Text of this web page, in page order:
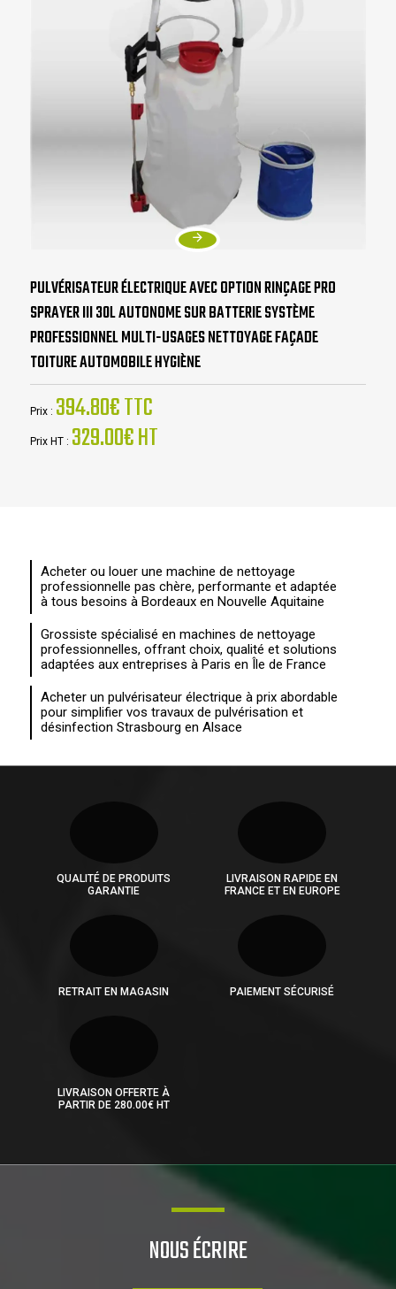
PULVÉRISATEUR ÉLECTRIQUE AVEC OPTION RINÇAGE PRO
SPRAYER III 30L AUTONOME SUR BATTERIE SYSTÈME
PROFESSIONNEL MULTI-USAGES NETTOYAGE FAÇADE
TOITURE AUTOMOBILE HYGIÈNE
Prix : 394.80€ TTC
Prix HT : 329.00€ HT
Acheter ou louer une machine de nettoyage
professionnelle pas chère, performante et adaptée
à tous besoins à Bordeaux en Nouvelle Aquitaine
Grossiste spécialisé en machines de nettoyage
professionnelles, offrant choix, qualité et solutions
adaptées aux entreprises à Paris en Île de France
Acheter un pulvérisateur électrique à prix abordable
pour simplifier vos travaux de pulvérisation et
désinfection Strasbourg en Alsace
QUALITÉ DE PRODUITS
GARANTIE
LIVRAISON RAPIDE EN
FRANCE ET EN EUROPE
RETRAIT EN MAGASIN PAIEMENT SÉCURISÉ
LIVRAISON OFFERTE À
PARTIR DE 280.00€ HT
NOUS ÉCRIRE